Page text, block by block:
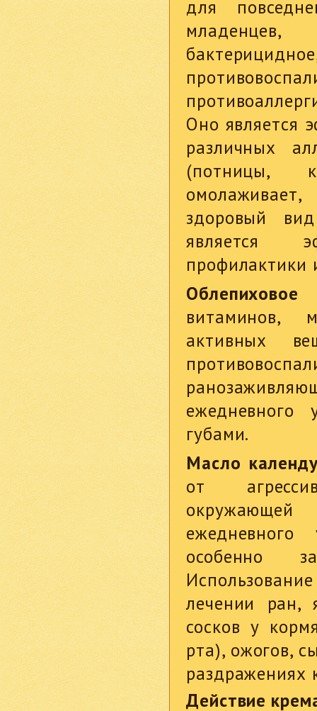
для
младенцев,
Оно является
различных
(потницы,
здоровый
является
профилактики
витаминов,
активных
губами.
Масло
от
особенно
лечении ран,
сосков у
рта), ожогов,
раздражениях
Действие